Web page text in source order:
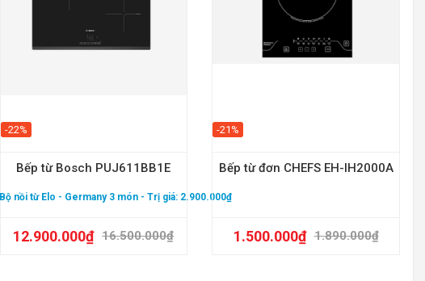
-22%
Bếp từ Bosch PUJ611BB1E
Bộ nồi từ Elo - Germany 3 món - Trị giá: 2.900.000₫
16.500.000₫
12.900.000₫
-21%
Bếp từ đơn CHEFS EH-IH2000A
1.890.000₫
1.500.000₫